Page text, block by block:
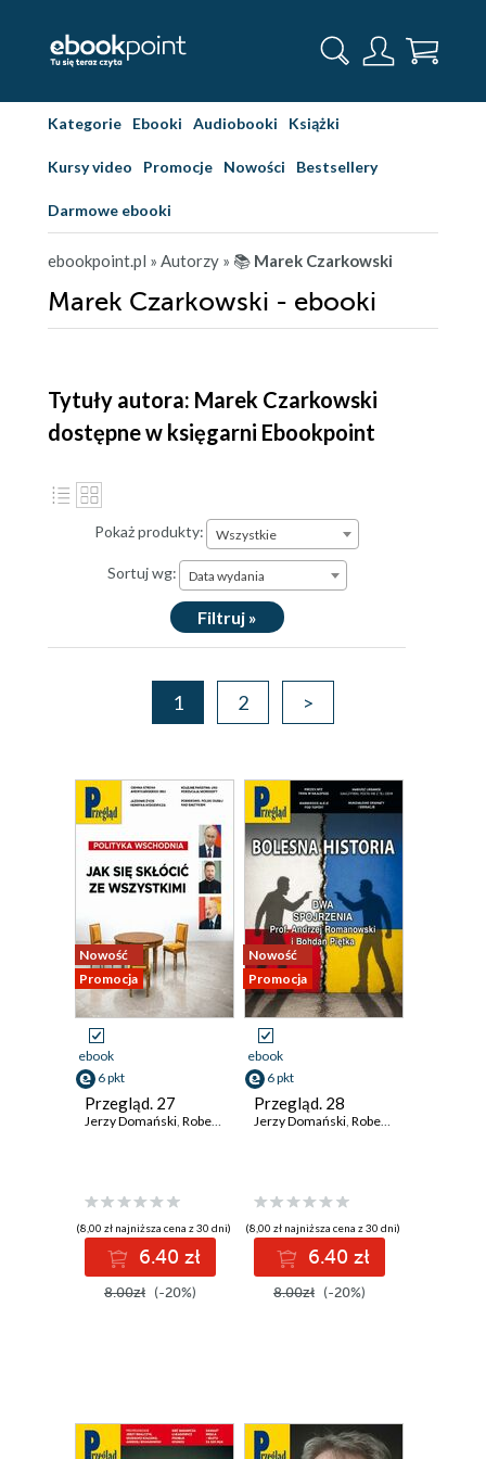
Kategorie Ebooki Audiobooki Książki
Kursy video Promocje Nowości Bestsellery
Darmowe ebooki
ebookpoint.pl » Autorzy » 📚 Marek Czarkowski
Marek Czarkowski - ebooki
Tytuły autora: Marek Czarkowski
dostępne w księgarni Ebookpoint
Pokaż produkty: Wszystkie
Sortuj wg: Data wydania
Filtruj »
1 2 >
Nowość
Promocja
ebook
6 pkt
Przegląd. 27
Jerzy Domański, Robert Walenciak ,Kornel Wawrzyniak
(8,00 zł najniższa cena z 30 dni)
6.40 zł
8.00zł (-20%)
Nowość
Promocja
ebook
6 pkt
Przegląd. 28
Jerzy Domański, Robert Walenciak
(8,00 zł najniższa cena z 30 dni)
6.40 zł
8.00zł (-20%)